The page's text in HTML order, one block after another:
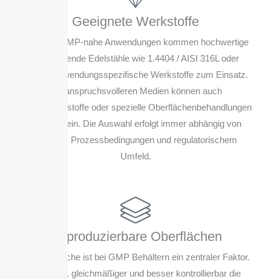
Geeignete Werkstoffe
Für viele GMP-nahe Anwendungen kommen hochwertige
nichtrostende Edelstähle wie 1.4404 / AISI 316L oder
andere anwendungsspezifische Werkstoffe zum Einsatz.
Bei anspruchsvolleren Medien können auch
Sonderwerkstoffe oder spezielle Oberflächenbehandlungen
sinnvoll sein. Die Auswahl erfolgt immer abhängig von
Medium, Prozessbedingungen und regulatorischem
Umfeld.
Reproduzierbare Oberflächen
Die Oberfläche ist bei GMP Behältern ein zentraler Faktor.
Je glatter, gleichmäßiger und besser kontrollierbar die